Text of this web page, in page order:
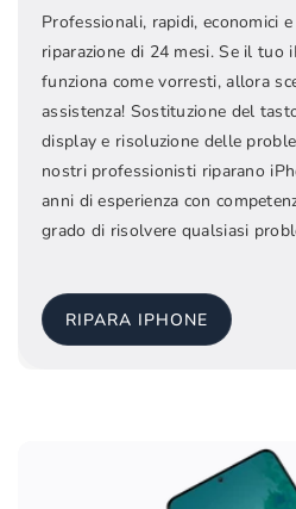
Professionali, rapidi, economici
riparazione di 24 mesi. Se il tuo
funziona come vorresti, allora
assistenza! Sostituzione del
display e risoluzione delle
nostri professionisti riparano
anni di esperienza con
grado di risolvere qualsiasi
RIPARA IPHONE